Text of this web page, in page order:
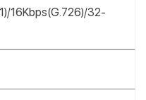
16Kbps(G.726)/32-